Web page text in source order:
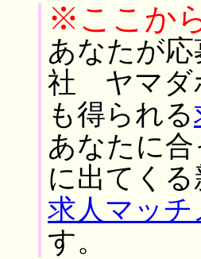
※ここか
あなたが
社 ヤマダ
も得られる
あなたに
に出てく
求人マッチ
す。